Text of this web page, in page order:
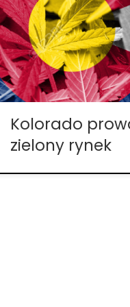
Zjednoczonych, i będzie
wspaniałą passę, jeśli
zainterweniuje. Obecny
stanowy, John
dynamicznie rozwijająca
jest rezultatem starań,
Kolorado
zielony rynek